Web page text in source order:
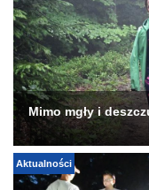
Mimo mgły i
Aktualności